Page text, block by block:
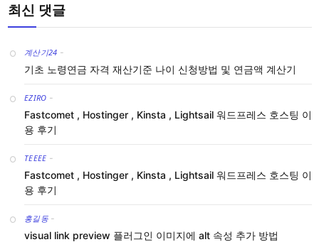
최신 댓글
계산기24 -
기초 노령연금 자격 재산기준 나이 신청방법 및 연금액 계산기
EZIRO -
Fastcomet , Hostinger , Kinsta , Lightsail 워드프레스 호스팅 이
용 후기
TEEEE -
Fastcomet , Hostinger , Kinsta , Lightsail 워드프레스 호스팅 이
용 후기
홍길동 -
visual link preview 플러그인 이미지에 alt 속성 추가 방법